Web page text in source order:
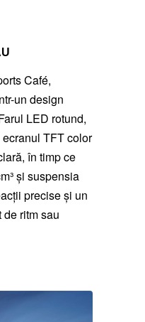
Café,
un design
LED rotund,
TFT color
în timp ce
și suspensia
precise și un
ritm sau